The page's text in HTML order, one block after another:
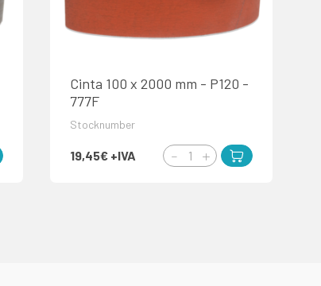
Cinta 100 x 2000 mm - P120 -
777F
Stocknumber
19,45€ +IVA